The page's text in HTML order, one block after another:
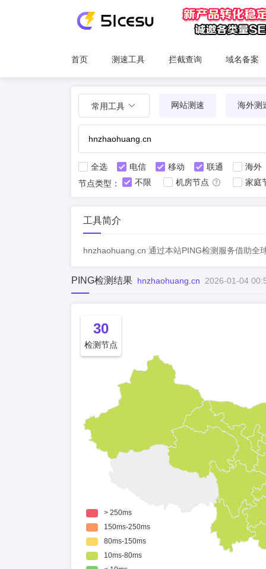
首页 测速工具 拦截查询 域名备案
常用工具 网站测速 海外测
全选 电信 移动 联通
海外
节点类型：
不限 机房节点 家庭
工具简介
hnzhaohuang.cn 通过本站PING检测服务借助全
PING检测结果 hnzhaohuang.cn 2026-01-04
30
检测节点